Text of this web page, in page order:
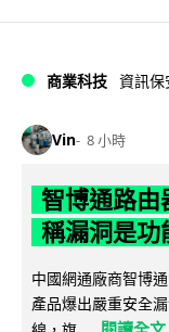
商業科技 資訊保
Vin 8 小時
智博通路由
稱漏洞是功
中國網通廠商智博
產品爆出嚴重安全